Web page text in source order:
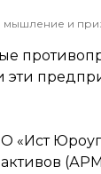
эти
«Ист